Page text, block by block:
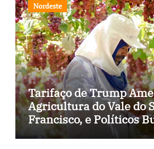
Nordeste
Tarifaço de Trump
Agricultura do Vale do
Francisco, e Políticos
Soluções